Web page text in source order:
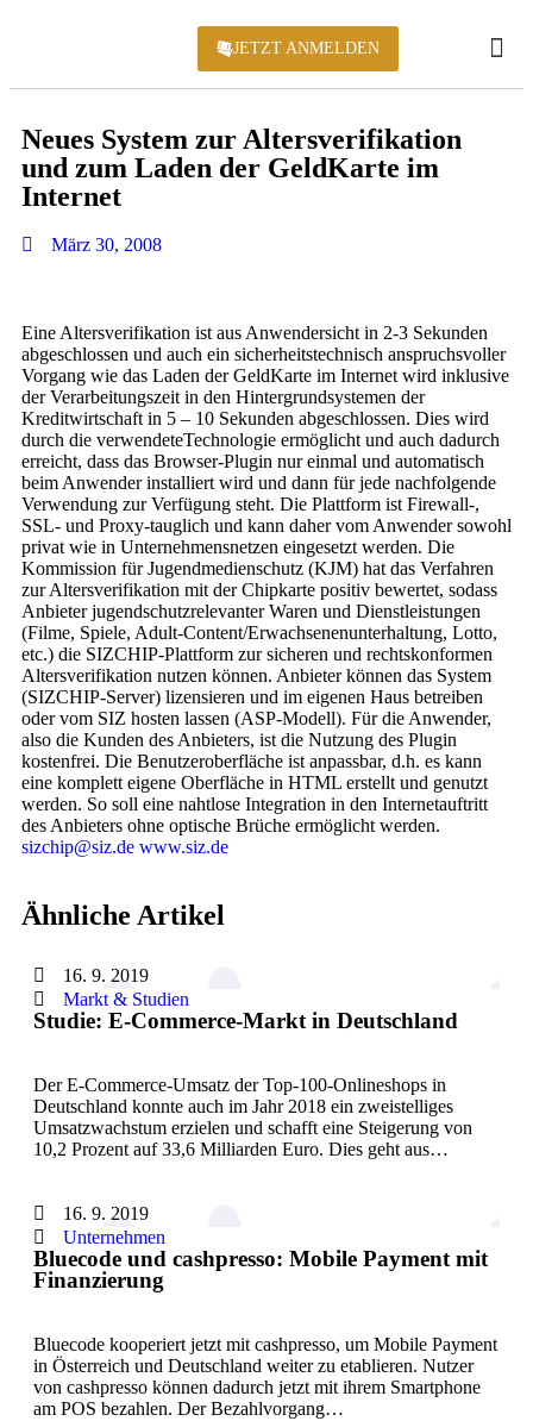
JETZT ANMELDEN
Neues System zur Altersverifikation
und zum Laden der GeldKarte im
Internet
März 30, 2008
Eine Altersverifikation ist aus Anwendersicht in 2-3 Sekunden
abgeschlossen und auch ein sicherheitstechnisch anspruchsvoller
Vorgang wie das Laden der GeldKarte im Internet wird inklusive
der Verarbeitungszeit in den Hintergrundsystemen der
Kreditwirtschaft in 5 – 10 Sekunden abgeschlossen. Dies wird
durch die verwendeteTechnologie ermöglicht und auch dadurch
erreicht, dass das Browser-Plugin nur einmal und automatisch
beim Anwender installiert wird und dann für jede nachfolgende
Verwendung zur Verfügung steht. Die Plattform ist Firewall-,
SSL- und Proxy-tauglich und kann daher vom Anwender sowohl
privat wie in Unternehmensnetzen eingesetzt werden. Die
Kommission für Jugendmedienschutz (KJM) hat das Verfahren
zur Altersverifikation mit der Chipkarte positiv bewertet, sodass
Anbieter jugendschutzrelevanter Waren und Dienstleistungen
(Filme, Spiele, Adult-Content/Erwachsenenunterhaltung, Lotto,
etc.) die SIZCHIP-Plattform zur sicheren und rechtskonformen
Altersverifikation nutzen können. Anbieter können das System
(SIZCHIP-Server) lizensieren und im eigenen Haus betreiben
oder vom SIZ hosten lassen (ASP-Modell). Für die Anwender,
also die Kunden des Anbieters, ist die Nutzung des Plugin
kostenfrei. Die Benutzeroberfläche ist anpassbar, d.h. es kann
eine komplett eigene Oberfläche in HTML erstellt und genutzt
werden. So soll eine nahtlose Integration in den Internetauftritt
des Anbieters ohne optische Brüche ermöglicht werden.
sizchip@siz.de www.siz.de
Ähnliche Artikel
16. 9. 2019
Markt & Studien
Studie: E-Commerce-Markt in Deutschland
Der E-Commerce-Umsatz der Top-100-Onlineshops in
Deutschland konnte auch im Jahr 2018 ein zweistelliges
Umsatzwachstum erzielen und schafft eine Steigerung von
10,2 Prozent auf 33,6 Milliarden Euro. Dies geht aus…
16. 9. 2019
Unternehmen
Bluecode und cashpresso: Mobile Payment mit
Finanzierung
Bluecode kooperiert jetzt mit cashpresso, um Mobile Payment
in Österreich und Deutschland weiter zu etablieren. Nutzer
von cashpresso können dadurch jetzt mit ihrem Smartphone
am POS bezahlen. Der Bezahlvorgang…